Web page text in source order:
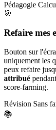
Pédagogie
🎯
Refaire mes
Bouton sur
uniquement les
peux refaire
attribué
score-farming.
Révision Sans
📚